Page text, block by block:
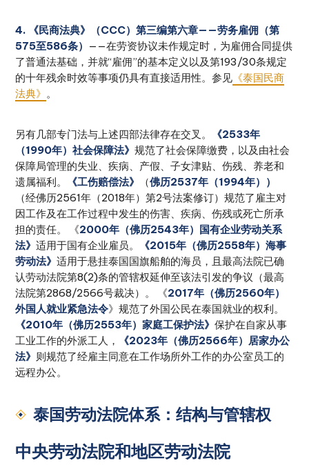
4. 《民商法典》（CCC）第三编第六章——劳务雇佣（第
575至586条） ——在劳资协议未作规定时，为雇佣合同提供
了普通法基础，并就“雇佣”的基本定义以及第193/30条规定
的十年残余时效等事项仍具有直接适用性。参见 《泰国民商
法典》 。
另有几部专门法与上述四部法律存在交叉。
《2533年
（1990年）社会保障法》规范了社会保障缴费，以及由社会
保障局管理的失业、疾病、产假、子女津贴、伤残、养老和
遗属福利。
《工伤赔偿法》 （佛历2537年（1994年））
（经佛历2561年（2018年）第2号法案修订）规范了雇主对
因工作及在工作过程中发生的伤害、疾病、伤残或死亡所承
担的责任。 《2000年（佛历2543年）国有企业劳动关系
法》适用于国有企业雇员。
《2015年（佛历2558年）海事
劳动法》适用于悬挂泰国国旗船舶的海员，且最高法院已确
认劳动法院第8(2)条的管辖权延伸至该法引发的争议（最高
法院第2868/2566号裁决）。 《2017年（佛历2560年）
外国人就业紧急法令》规范了外国公民在泰国就业的权利。
《2010年（佛历2553年）家庭工保护法》保护在自家从事
工业工作的外派工人，
《2023年（佛历2566年）居家办公
法》 则规范了经雇主同意在工作场所外工作的办公室员工的
远程办公。
泰国劳动法院体系：结构与管辖权
中央劳动法院和地区劳动法院